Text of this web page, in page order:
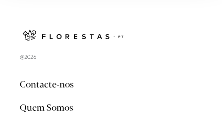
@2026
Contacte-nos
Quem Somos